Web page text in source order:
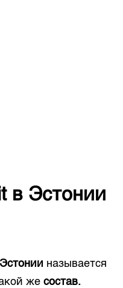
в Эстонии
Эстонии называется
же состав.